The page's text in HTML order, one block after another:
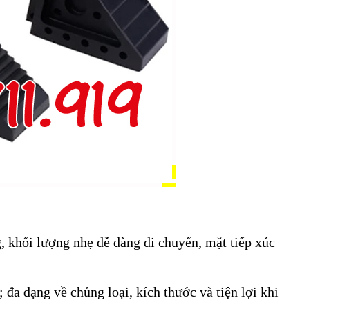
lượng nhẹ dễ dàng di chuyển, mặt tiếp xúc
đa dạng về chủng loại, kích thước và tiện lợi khi